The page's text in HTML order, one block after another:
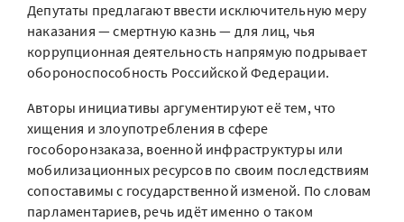
Депутаты предлагают ввести исключительную меру
наказания — смертную казнь — для лиц, чья
коррупционная деятельность напрямую подрывает
обороноспособность Российской Федерации.
Авторы инициативы аргументируют её тем, что
хищения и злоупотребления в сфере
гособоронзаказа, военной инфраструктуры или
мобилизационных ресурсов по своим последствиям
сопоставимы с государственной изменой. По словам
парламентариев, речь идёт именно о таком